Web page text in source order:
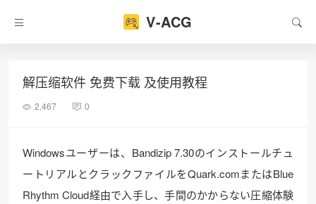
V-ACG
解压缩软件 免费下载 及使用教程
2,467 0
Windowsユーザーは、Bandizip 7.30のインストールチュ
ートリアルとクラックファイルをQuark.comまたはBlue
Rhythm Cloud経由で入手し、手間のかからない圧縮体験